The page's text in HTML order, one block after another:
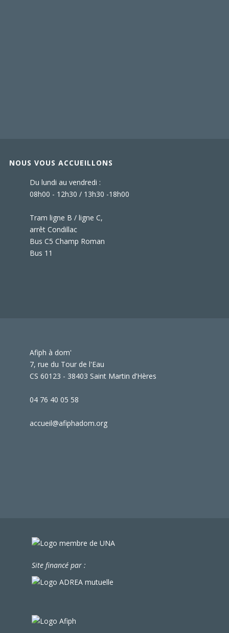
NOUS VOUS ACCUEILLONS
Du lundi au vendredi :
08h00 - 12h30 / 13h30 -18h00
Tram ligne B / ligne C,
arrêt Condillac
Bus C5 Champ Roman
Bus 11
Afiph à dom'
7, rue du Tour de l'Eau
CS 60123 - 38403 Saint Martin d’Hères
04 76 40 05 58
accueil@afiphadom.org
Site financé par :